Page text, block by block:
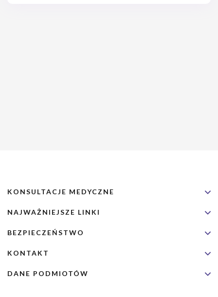
KONSULTACJE MEDYCZNE
NAJWAŻNIEJSZE LINKI
BEZPIECZEŃSTWO
KONTAKT
DANE PODMIOTÓW